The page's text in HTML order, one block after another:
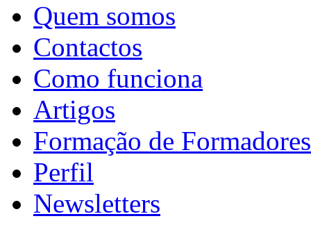
Quem somos
Contactos
Como funciona
Artigos
Formação de Formadores
Perfil
Newsletters